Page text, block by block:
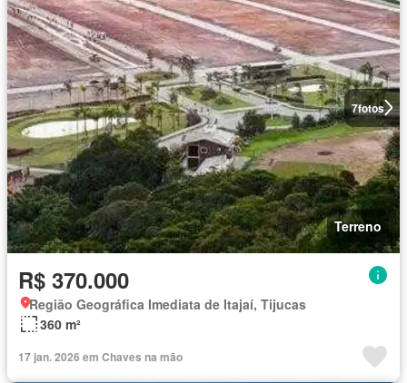
7fotos
Terreno
R$ 370.000
Região Geográfica Imediata de Itajaí, Tijucas
360 m²
17 jan. 2026 em Chaves na mão